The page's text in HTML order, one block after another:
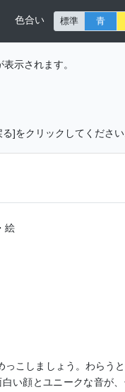
色合い 標準 青
示されます。
]をクリックしてください
絵
っこしましょう。わらう
い顔とユニークな音が